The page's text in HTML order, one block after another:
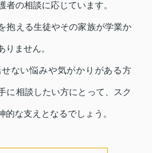
者の相談に応じています。
抱える生徒やその家族が学業か
りません。
ない悩みや気がかりがある方
に相談したい方にとって、スク
的な支えとなるでしょう。